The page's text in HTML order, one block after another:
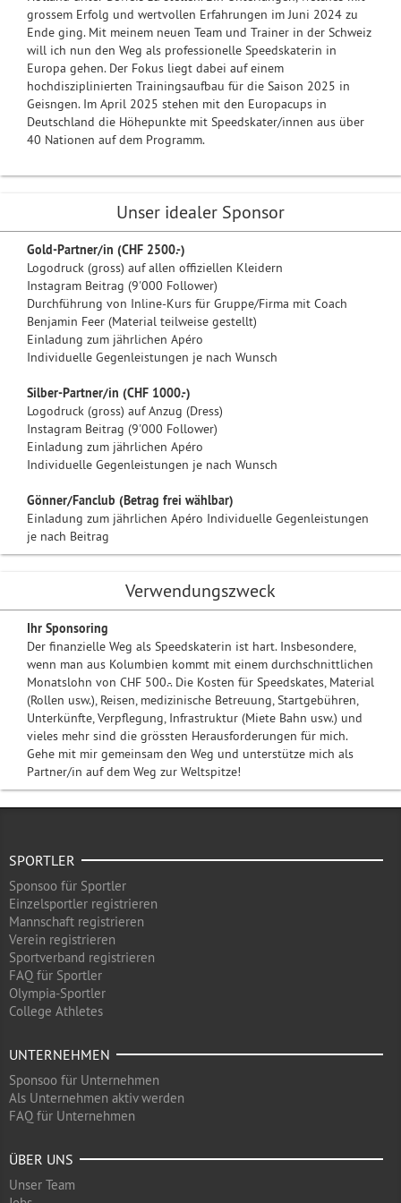
grossem Erfolg und wertvollen Erfahrungen im Juni 2024 zu
Ende ging. Mit meinem neuen Team und Trainer in der Schweiz
will ich nun den Weg als professionelle Speedskaterin in
Europa gehen. Der Fokus liegt dabei auf einem
hochdisziplinierten Trainingsaufbau für die Saison 2025 in
Geisngen. Im April 2025 stehen mit den Europacups in
Deutschland die Höhepunkte mit Speedskater/innen aus über
40 Nationen auf dem Programm.
Unser idealer Sponsor
Gold-Partner/in (CHF 2500.-)
Logodruck (gross) auf allen offiziellen Kleidern
Instagram Beitrag (9'000 Follower)
Durchführung von Inline-Kurs für Gruppe/Firma mit Coach
Benjamin Feer (Material teilweise gestellt)
Einladung zum jährlichen Apéro
Individuelle Gegenleistungen je nach Wunsch
Silber-Partner/in (CHF 1000.-)
Logodruck (gross) auf Anzug (Dress)
Instagram Beitrag (9'000 Follower)
Einladung zum jährlichen Apéro
Individuelle Gegenleistungen je nach Wunsch
Gönner/Fanclub (Betrag frei wählbar)
Einladung zum jährlichen Apéro Individuelle Gegenleistungen
je nach Beitrag
Verwendungszweck
Ihr Sponsoring
Der finanzielle Weg als Speedskaterin ist hart. Insbesondere,
wenn man aus Kolumbien kommt mit einem durchschnittlichen
Monatslohn von CHF 500.-. Die Kosten für Speedskates, Material
(Rollen usw.), Reisen, medizinische Betreuung, Startgebühren,
Unterkünfte, Verpflegung, Infrastruktur (Miete Bahn usw.) und
vieles mehr sind die grössten Herausforderungen für mich.
Gehe mit mir gemeinsam den Weg und unterstütze mich als
Partner/in auf dem Weg zur Weltspitze!
SPORTLER
Sponsoo für Sportler
Einzelsportler registrieren
Mannschaft registrieren
Verein registrieren
Sportverband registrieren
FAQ für Sportler
Olympia-Sportler
College Athletes
UNTERNEHMEN
Sponsoo für Unternehmen
Als Unternehmen aktiv werden
FAQ für Unternehmen
ÜBER UNS
Unser Team